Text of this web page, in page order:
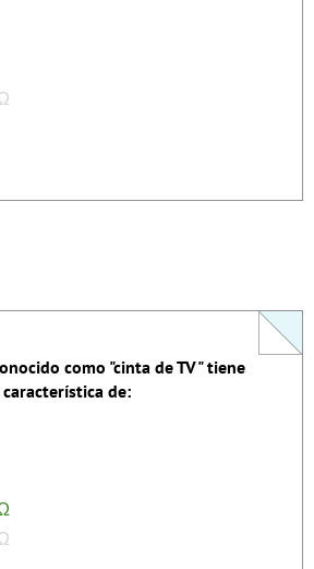
como "cinta de TV" tiene
de:
77
La respuesta se autoexplica.